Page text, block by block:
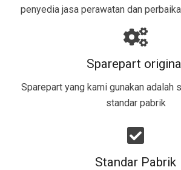
penyedia jasa perawatan dan
Sparepart
Sparepart yang kami gunakan adalah
standar pabrik​
Standar Pabrik